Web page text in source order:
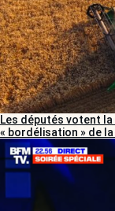
Les députés votent la
« bordélisation » de